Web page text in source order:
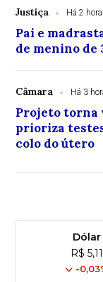
Justiça Há 2
Pai e
de menino de
Câmara Há 3
Projeto torna
prioriza
colo do útero
Dólar
R$ 5,11
-